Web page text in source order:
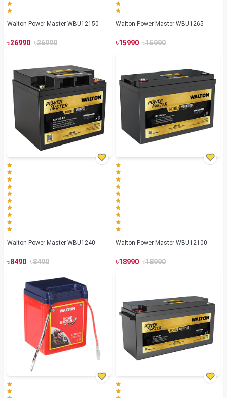
Walton Power Master WBU12150
৳26990 ৳26990
Walton Power Master WBU1265
৳15990 ৳15990
Walton Power Master WBU1240
৳8490 ৳8490
Walton Power Master WBU12100
৳18990 ৳18990